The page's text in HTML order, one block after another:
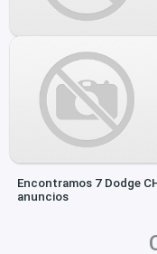
Encontramos 7 Dodge
anuncios